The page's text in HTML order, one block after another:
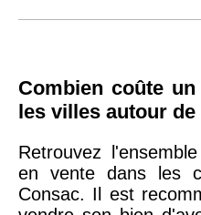
75018 -Paris
arrondissement
75020 -Paris
Combien coûte
les villes autour de
Retrouvez
en vente dans les
Consac. Il est